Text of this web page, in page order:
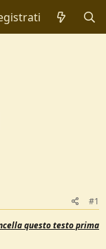
#1
questo testo prima